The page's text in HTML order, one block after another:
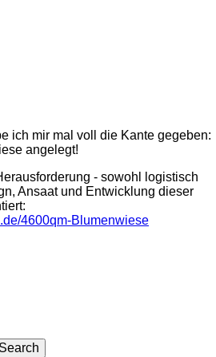
ich mir mal voll die Kante gegeben:
angelegt!
- sowohl logistisch
Ansaat und Entwicklung dieser
4600qm-Blumenwiese